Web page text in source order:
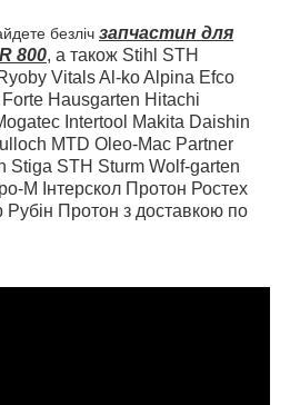
безліч запчастин для
800, а також Stihl STH
Vitals Al-ko Alpina Efco
Hausgarten Hitachi
Intertool Makita Daishin
MTD Oleo-Mac Partner
Stiga STH Sturm Wolf-garten
М Інтерскол Протон Ростех
Протон з доставкою по